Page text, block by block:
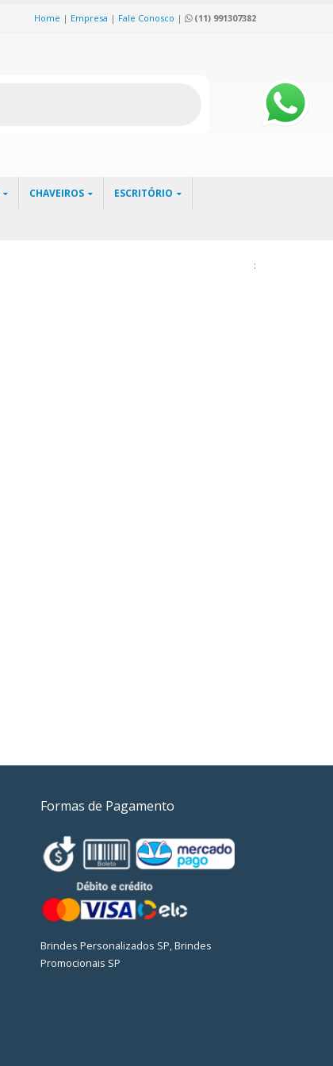
Home | Empresa | Fale Conosco | (11) 991307382
CHAVEIROS ESCRITÓRIO
:
Formas de Pagamento
Brindes Personalizados SP, Brindes
Promocionais SP